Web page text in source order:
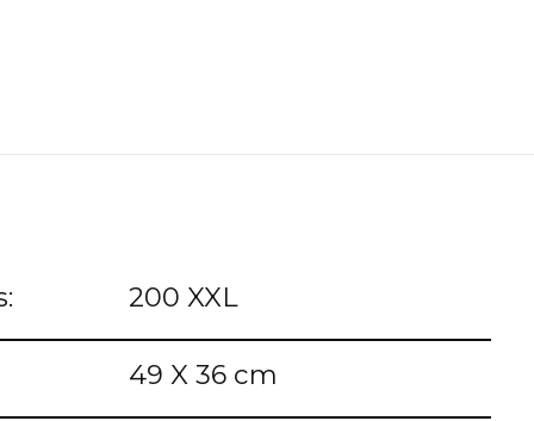
200 XXL
49 X 36 cm